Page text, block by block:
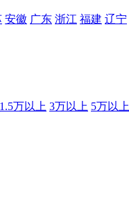
安徽 广东 浙江 福建 辽宁
1.5万以上 3万以上 5万以上